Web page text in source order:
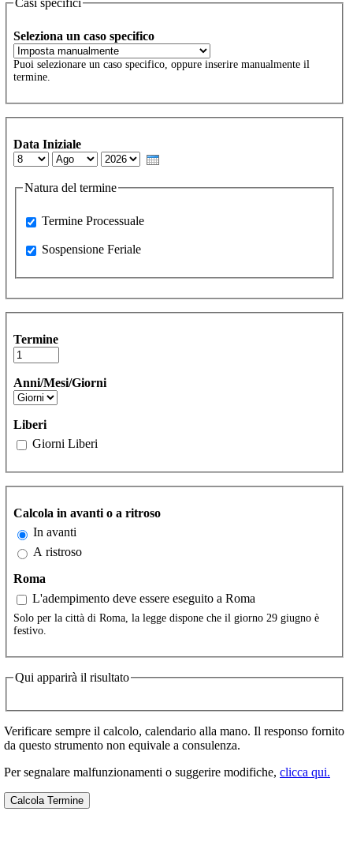
Casi specifici
Seleziona un caso specifico
Puoi selezionare un caso specifico, oppure inserire manualmente il
termine.
Data Iniziale
Day
Month Year
Natura del termine
Processuale
Termine Processuale
Sospensione Feriale
Sospensione Feriale
Termine
Anni/Mesi/Giorni
Liberi
Giorni Liberi
Calcola in avanti o a ritroso
In avanti
A ristroso
Roma
L'adempimento deve essere eseguito a Roma
Solo per la città di Roma, la legge dispone che il giorno 29 giugno è
festivo.
Qui apparirà il risultato
Verificare sempre il calcolo, calendario alla mano. Il responso fornito
da questo strumento non equivale a consulenza.
Per segnalare malfunzionamenti o suggerire modifiche, clicca qui.